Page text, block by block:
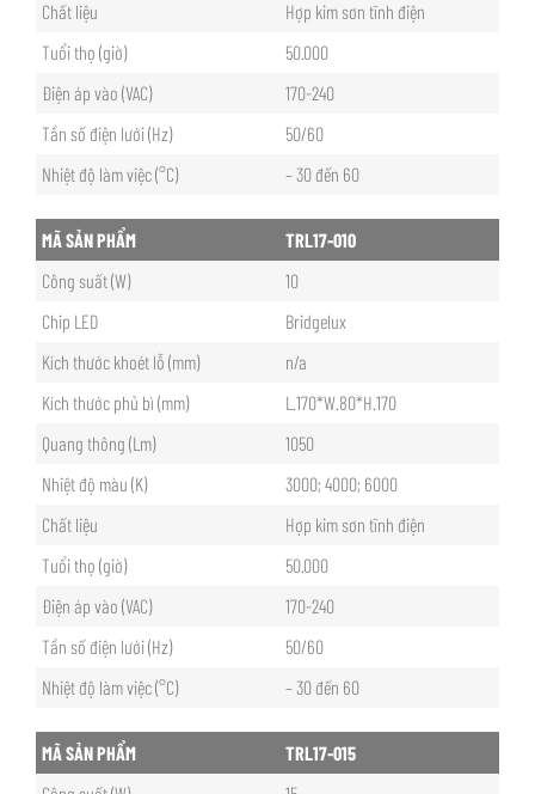
Chất liệu
Hợp kim sơn tĩnh điện
Tuổi thọ (giờ)
50.000
Điện áp vào (VAC)
170-240
Tần số điện lưới (Hz)
50/60
Nhiệt độ làm việc (°C)
– 30 đến 60
MÃ SẢN PHẨM
TRL17-010
Công suất (W)
10
Chip LED
Bridgelux
Kích thước khoét lỗ (mm)
n/a
Kích thước phủ bì (mm)
L.170*W.80*H.170
Quang thông (Lm)
1050
Nhiệt độ màu (K)
3000; 4000; 6000
Chất liệu
Hợp kim sơn tĩnh điện
Tuổi thọ (giờ)
50.000
Điện áp vào (VAC)
170-240
Tần số điện lưới (Hz)
50/60
Nhiệt độ làm việc (°C)
– 30 đến 60
MÃ SẢN PHẨM
TRL17-015